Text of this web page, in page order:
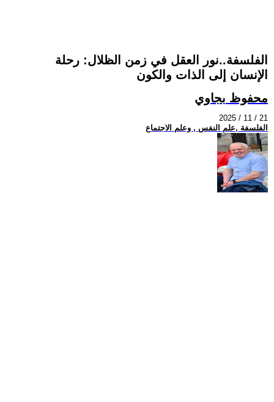
الفلسفة..نور العقل في زمن الظلال: رحلة
الإنسان إلى الذات والكون
محفوظ بجاوي
2025 / 11 / 21
الفلسفة ,علم النفس , وعلم الاجتماع